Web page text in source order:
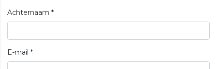
Achternaam *
E-mail *